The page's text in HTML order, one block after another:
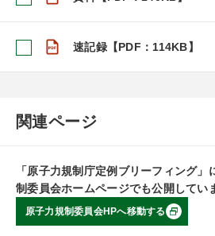
速記録【PDF：114KB】
関連ページ
「原子力規制庁定例ブリーフィング
制委員会ホームページでも公開してい
原子力規制委員会HPへ移動する